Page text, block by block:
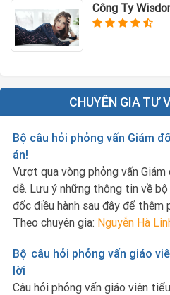
Công Ty
CHUYÊN GIA TƯ
Bộ câu hỏi phỏng vấn Giám
án!
Vượt qua vòng phỏng vấn Giám
dễ. Lưu ý những thông tin về
đốc điều hành sau đây để thêm
Theo chuyên gia: Nguyễn Hà
Bộ câu hỏi phỏng vấn giáo
lời
Câu hỏi phỏng vấn giáo viên